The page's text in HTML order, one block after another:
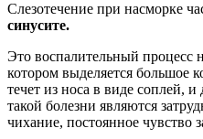
Слезотечение при насморке
синусите.
Это воспалительный процесс
котором выделяется большое
течет из носа в виде соплей,
такой болезни являются
чихание, постоянное чувство